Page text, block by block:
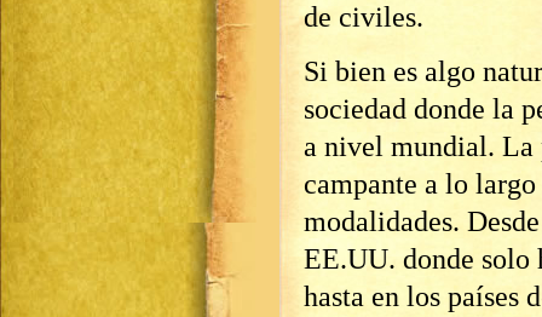
de civiles.
Si bien es algo
sociedad donde la
a nivel mundial. La
campante a lo
modalidades.
EE.UU. donde solo
hasta en los países